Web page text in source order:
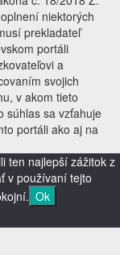
niektorých
prekladateľ
portáli
a
svojich
v akom tieto
súhlas sa vzťahuje
portáli ako aj na
ten najlepší zážitok z
v používaní tejto
Ok